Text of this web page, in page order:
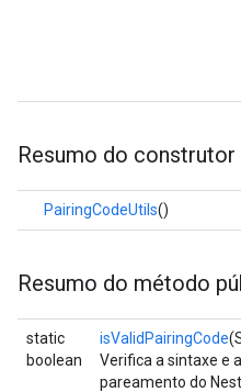
Resumo do
PairingCodeUtils()
Resumo do método
static
boolean
isValidPairingCode
Verifica a sintaxe e
pareamento do Nest.